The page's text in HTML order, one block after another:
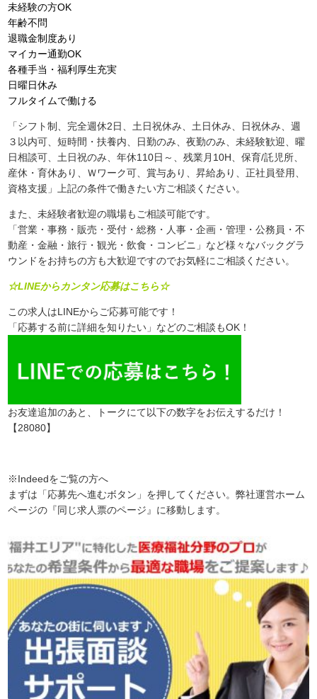
未経験の方OK
年齢不問
退職金制度あり
マイカー通勤OK
各種手当・福利厚生充実
日曜日休み
フルタイムで働ける
「シフト制、完全週休2日、土日祝休み、土日休み、日祝休み、週
３以内可、短時間・扶養内、日勤のみ、夜勤のみ、未経験歓迎、曜
日相談可、土日祝のみ、年休110日～、残業月10H、保育/託児所、
産休・育休あり、Ｗワーク可、賞与あり、昇給あり、正社員登用、
資格支援」上記の条件で働きたい方ご相談ください。
また、未経験者歓迎の職場もご相談可能です。
「営業・事務・販売・受付・総務・人事・企画・管理・公務員・不
動産・金融・旅行・観光・飲食・コンビニ」など様々なバックグラ
ウンドをお持ちの方も大歓迎ですのでお気軽にご相談ください。
☆LINEからカンタン応募はこちら☆
この求人はLINEからご応募可能です！
「応募する前に詳細を知りたい」などのご相談もOK！
お友達追加のあと、トークにて以下の数字をお伝えするだけ！
【28080】
※Indeedをご覧の方へ
まずは「応募先へ進むボタン」を押してください。弊社運営ホーム
ページの『同じ求人票のページ』に移動します。